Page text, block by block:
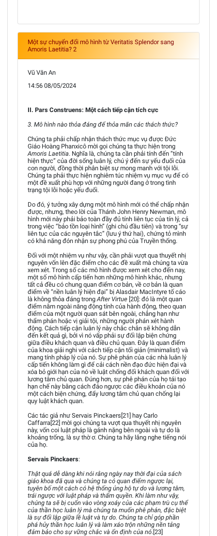
Một sự chuyển đổi mô hình từ Veritatis Splendor sang
Amoris Laetitia? 2
Vũ Văn An
14:56 08/05/2024
II. Pars Construens: Một cách tiếp cận tích cực
3. Mô hình nào thỏa đáng để thỏa mãn các thách thức?
Chúng ta phải chấp nhận thách thức mục vụ được Đức
Giáo Hoàng Phanxicô mời gọi chúng ta thực hiện trong
Amoris Laetitia. Nghĩa là, chúng ta cần phải tính đến “tính
hiện thực” của đời sống luân lý, chú ý đến sự yếu đuối của
con người, đồng thời phân biệt sự mong manh với tội lỗi.
Chúng ta phải thực hiện nghiêm túc nhiệm vụ mục vụ để có
một đề xuất phù hợp với những người đang ở trong tình
trạng tội lỗi hoặc yếu đuối.
Do đó, ý tưởng xây dựng một mô hình mới có thể chấp nhận
được, nhưng, theo lời của Thánh John Henry Newman, mô
hình mới này phải bảo toàn đầy đủ tính liên tục của tín lý, cả
trong việc “bảo tồn loại hình” (ghi chú đầu tiên) và trong “sự
liên tục của các nguyên tắc” (lưu ý thứ hai), chứng tỏ mình
có khả năng đón nhận sự phong phú của Truyền thống.
Đối với một nhiệm vụ như vậy, cần phải vượt qua thuyết nhị
nguyên vốn lên đặc điểm cho các đề xuất mà chúng ta vừa
xem xét. Trong số các mô hình được xem xét cho đến nay,
một số mô hình cấp tiến hơn những mô hình khác, nhưng
tất cả đều có chung quan điểm cơ bản, về cơ bản là quan
điểm về “nền luân lý hiện đại” bị Alasdair MacIntyre tố cáo
là không thỏa đáng trong After Virtue [20]: đó là một quan
điểm nằm ngoài năng động tính của hành động, theo quan
điểm của một người quan sát bên ngoài, chẳng hạn như
thẩm phán hoặc vị giải tội, những người phán xét hành
động. Cách tiếp cận luân lý này chắc chắn sẽ không dẫn
đến kết quả gì, bởi vì nó vấp phải sự đối lập biện chứng
giữa điều khách quan và điều chủ quan. Đây là quan điểm
của khoa giải nghi với cách tiếp cận tối giản (minimalist) và
mang tính pháp lý của nó. Sự phê phán của các nhà luân lý
cấp tiến không làm gì để cải cách nền đạo đức hiện đại và
xóa bỏ giới hạn của nó về luật chống đối khách quan đối với
lương tâm chủ quan. Đúng hơn, sự phê phán của họ tái tạo
hạn chế này bằng cách đảo ngược các điều khoản của nó
một cách biện chứng, đẩy lương tâm chủ quan chống lại
quy luật khách quan.
Các tác giả như Servais Pinckaers[21] hay Carlo
Caffarra[22] mời gọi chúng ta vượt qua thuyết nhị nguyên
này, vốn coi luật pháp là gánh nặng bên ngoài và tự do là
khoảng trống, là sự thờ ơ. Chúng ta hãy lắng nghe tiếng nói
của họ.
Servais Pinckaers:
Thật quá dễ dàng khi nói rằng ngày nay thời đại của sách
giáo khoa đã qua và chúng ta có quan điểm ngược lại,
tuyên bố một cách có hệ thống ủng hộ tự do và lương tâm,
trái ngược với luật pháp và thẩm quyền. Khi làm như vậy,
chúng ta sẽ bị cuốn vào vòng xoáy của các phạm trù cụ thể
của thần học luân lý mà chúng ta muốn phê phán, đặc biệt
là sự đối lập giữa lề luật và tự do. Chúng ta chỉ góp phần
phá hủy thần học luân lý và làm xáo trộn những nền tảng
đảm bảo cho sự vững chắc và ổn định của nó.[23]